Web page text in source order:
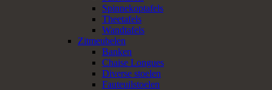
Spinnekoptafels
Theetafels
Wandtafels
Zitmeubelen
Banken
Chaise Longues
Diverse stoelen
Fauteuilstoelen